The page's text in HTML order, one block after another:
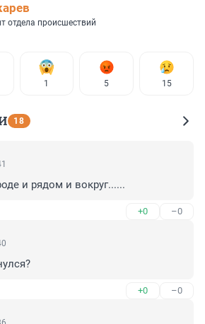
отдела происшествий
1 5 15
18
и рядом и вокруг......
+0 –0
+0 –0